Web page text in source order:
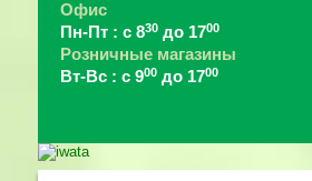
Офис
Пн-Пт : с 830до 1700
Розничные магазины
Вт-Вс : с 900до 1700